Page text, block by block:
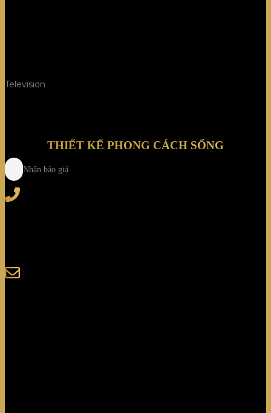
Television
THIẾT KẾ PHONG CÁCH SỐNG
Nhận báo giá